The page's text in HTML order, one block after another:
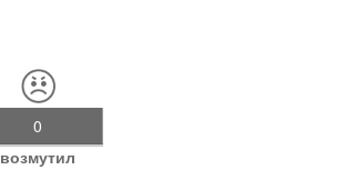
0
возмутил